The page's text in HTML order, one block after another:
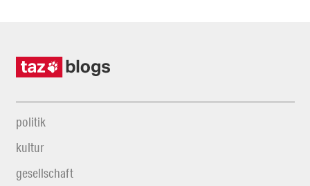
politik
kultur
gesellschaft